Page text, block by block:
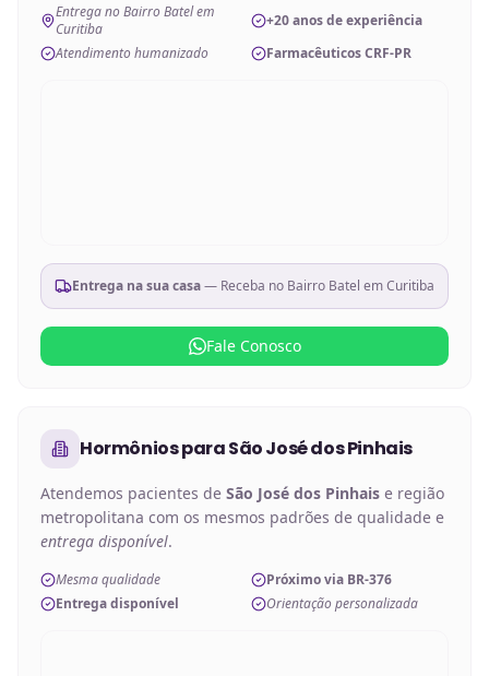
Entrega no Bairro Batel em
Curitiba
+20 anos de experiência
Atendimento humanizado
Farmacêuticos CRF-PR
Entrega na sua casa— Receba no Bairro Batel em Curitiba
Fale Conosco
HormôniosparaSão José dos Pinhais
Atendemos pacientes de São José dos Pinhais e região
metropolitana com os mesmos padrões de qualidade e
entrega disponível.
Mesma qualidade
Próximo via BR-376
Entrega disponível
Orientação personalizada